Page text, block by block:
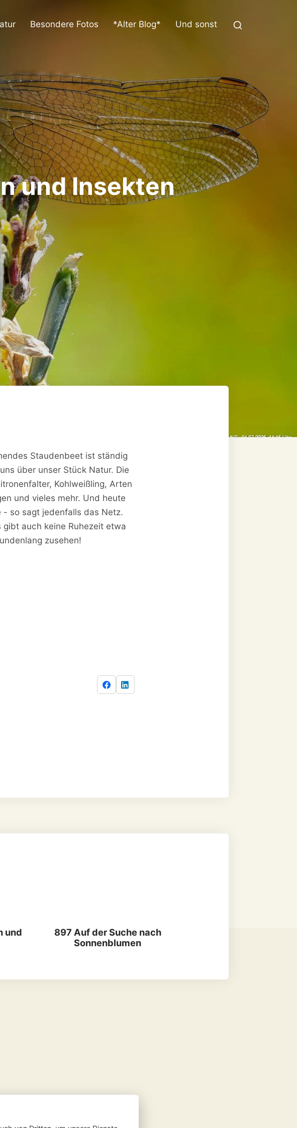
Besondere Fotos *Alter Blog* Und sonst
und Insekten
Staudenbeet ist ständig
über unser Stück Natur. Die
Kohlweißling, Arten
und vieles mehr. Und heute
so sagt jedenfalls das Netz.
auch keine Ruhezeit etwa
zusehen!
und
897 Auf der Suche nach
Sonnenblumen